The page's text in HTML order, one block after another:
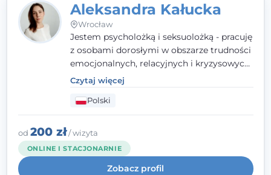
Aleksandra Kałucka
Wrocław
Jestem psycholożką i seksuolożką - pracuję
z osobami dorosłymi w obszarze trudności
emocjonalnych, relacyjnych i kryzysowych,
w tym z osobami po doświadczeniach
przemocy. Ukończyłam psychologię
kliniczną oraz studia podyplomowe z
interwencji kryzysowej i seksuologii
klinicznej na SWPS we Wrocławiu. W pracy
kieruję się empatią, etyką zawodową i
uważnością na potrzeby klienta.
Czytaj więcej
Polski
od 200 zł/ wizyta
ONLINE I STACJONARNIE
Zobacz profil